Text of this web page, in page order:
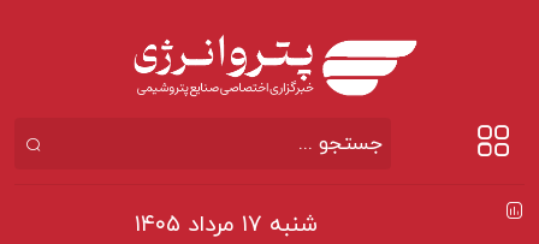
شنبه ۱۷ مرداد ۱۴۰۵